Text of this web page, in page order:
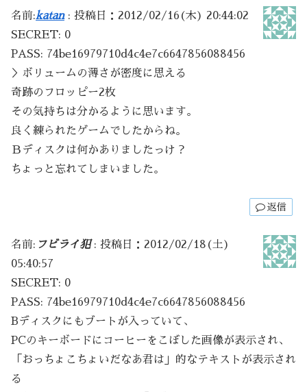
名前:katan: 投稿日：2012/02/16(木) 20:44:02
SECRET: 0
PASS: 74be16979710d4c4e7c6647856088456
＞ボリュームの薄さが密度に思える
奇跡のフロッピー2枚
その気持ちは分かるように思います。
良く練られたゲームでしたからね。
Ｂディスクは何かありましたっけ？
ちょっと忘れてしまいました。
返信
名前: フビライ犯: 投稿日：2012/02/18(土)
05:40:57
SECRET: 0
PASS: 74be16979710d4c4e7c6647856088456
Bディスクにもブートが入っていて、
PCのキーボードにコーヒーをこぼした画像が表示され、
「おっちょこちょいだなあ君は」的なテキストが表示され
る